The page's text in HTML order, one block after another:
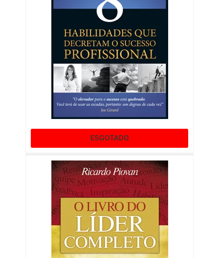
ESGOTADO